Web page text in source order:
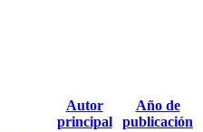
Autor
principal
Año de
publicación